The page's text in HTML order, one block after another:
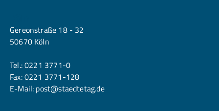
Gereonstraße 18 - 32
50670 Köln
Tel.:0221 3771-0
Fax: 0221 3771-128
E-Mail: post@staedtetag.de